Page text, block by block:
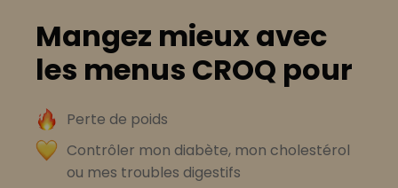
Mangez mieux avec
les menus CROQ pour
Perte de poids
Contrôler mon diabète, mon cholestérol
ou mes troubles digestifs